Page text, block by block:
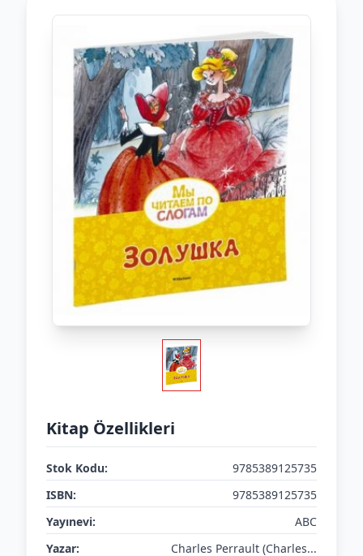
Kitap Özellikleri
Stok Kodu:
9785389125735
ISBN:
9785389125735
Yayınevi:
ABC
Yazar:
Charles Perrault (Charles...